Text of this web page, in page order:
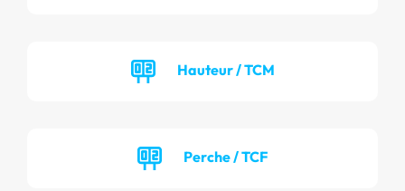
Hauteur / TCM
Perche / TCF